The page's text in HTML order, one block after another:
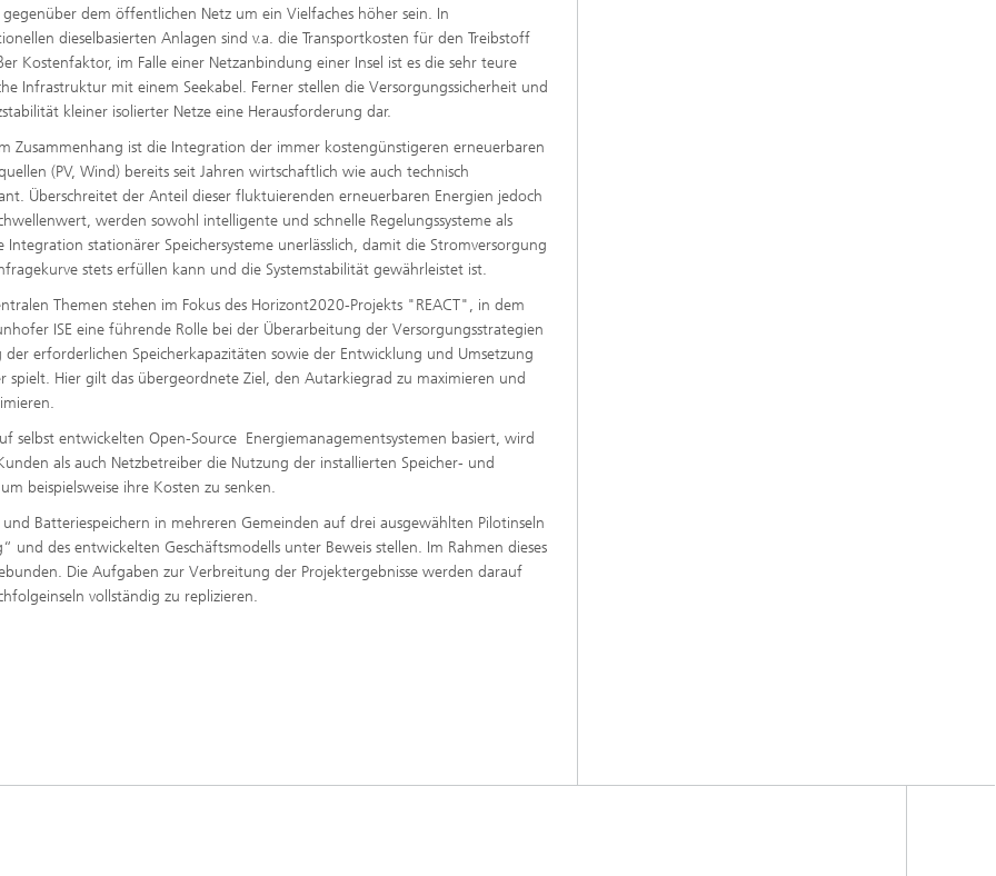
dem öffentlichen Netz um ein Vielfaches höher sein. In
dieselbasierten Anlagen sind v.a. die Transportkosten für den Treibstoff
Kostenfaktor, im Falle einer Netzanbindung einer Insel ist es die sehr teure
Infrastruktur mit einem Seekabel. Ferner stellen die Versorgungssicherheit und
kleiner isolierter Netze eine Herausforderung dar.
Zusammenhang ist die Integration der immer kostengünstigeren erneuerbaren
(PV, Wind) bereits seit Jahren wirtschaftlich wie auch technisch
Überschreitet der Anteil dieser fluktuierenden erneuerbaren Energien jedoch
werden sowohl intelligente und schnelle Regelungssysteme als
Integration stationärer Speichersysteme unerlässlich, damit die Stromversorgung
stets erfüllen kann und die Systemstabilität gewährleistet ist.
Themen stehen im Fokus des Horizont2020-Projekts "REACT", in dem
ISE eine führende Rolle bei der Überarbeitung der Versorgungsstrategien
erforderlichen Speicherkapazitäten sowie der Entwicklung und Umsetzung
Hier gilt das übergeordnete Ziel, den Autarkiegrad zu maximieren und
selbst entwickelten Open-Source Energiemanagementsystemen basiert, wird
als auch Netzbetreiber die Nutzung der installierten Speicher- und
beispielsweise ihre Kosten zu senken.
Batteriespeichern in mehreren Gemeinden auf drei ausgewählten Pilotinseln
und des entwickelten Geschäftsmodells unter Beweis stellen. Im Rahmen dieses
Die Aufgaben zur Verbreitung der Projektergebnisse werden darauf
vollständig zu replizieren.